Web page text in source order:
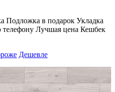
Подложка в подарок Укладка
телефону Лучшая цена Кешбек
Дешевле